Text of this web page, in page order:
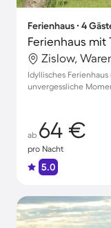
Ferienhaus ∙ 4
Zislow,
Idyllisches
unvergessliche
ab 64 €
pro Nacht
5.0